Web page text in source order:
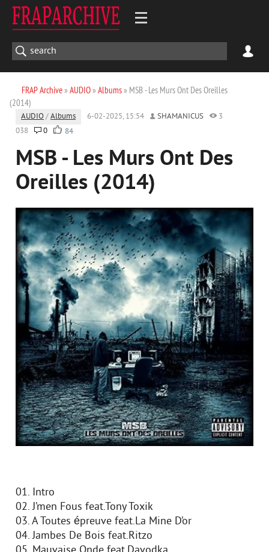
FRAP Archive» AUDIO» Albums» MSB - Les Murs Ont Des Oreilles
(2014)
AUDIO /Albums 6-02-2025, 15:54 SHAMANICUS
3
038
0 84
MSB - Les Murs Ont Des
Oreilles (2014)
01. Intro
02. J’men Fous feat.Tony Toxik
03. A Toutes épreuve feat.La Mine D’or
04. Jambes De Bois feat.Ritzo